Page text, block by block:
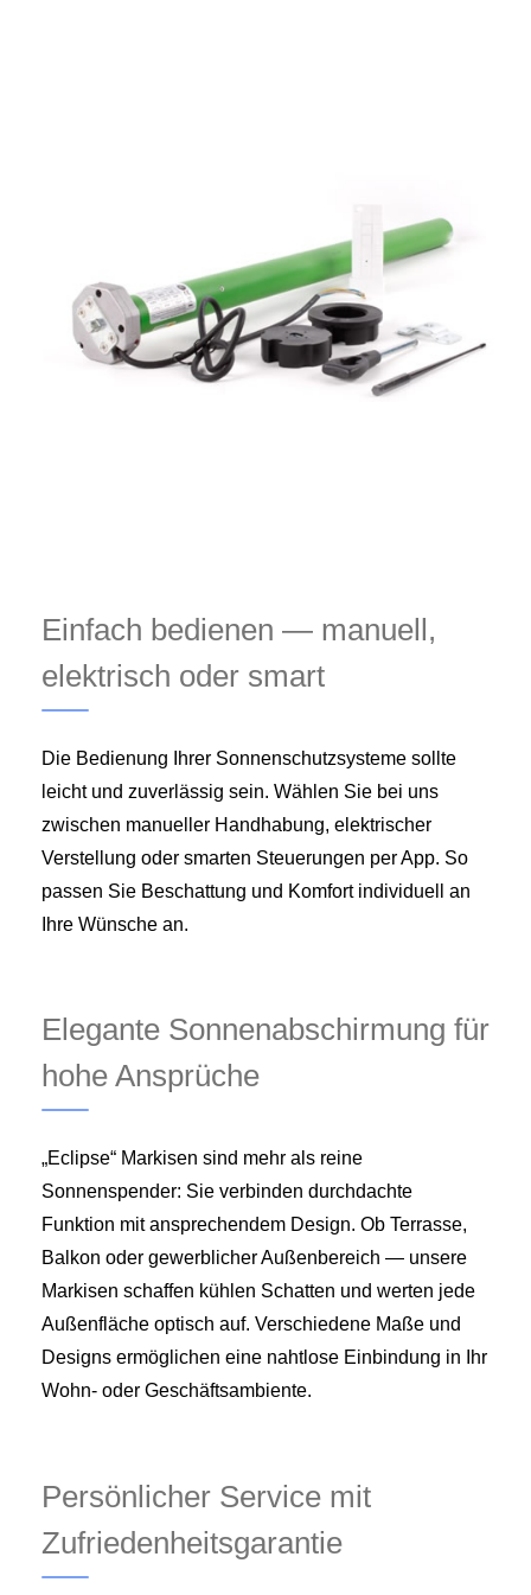
Einfach bedienen — manuell,
elektrisch oder smart
Die Bedienung Ihrer Sonnenschutzsysteme sollte
leicht und zuverlässig sein. Wählen Sie bei uns
zwischen manueller Handhabung, elektrischer
Verstellung oder smarten Steuerungen per App. So
passen Sie Beschattung und Komfort individuell an
Ihre Wünsche an.
Elegante Sonnenabschirmung für
hohe Ansprüche
„Eclipse“ Markisen sind mehr als reine
Sonnenspender: Sie verbinden durchdachte
Funktion mit ansprechendem Design. Ob Terrasse,
Balkon oder gewerblicher Außenbereich — unsere
Markisen schaffen kühlen Schatten und werten jede
Außenfläche optisch auf. Verschiedene Maße und
Designs ermöglichen eine nahtlose Einbindung in Ihr
Wohn- oder Geschäftsambiente.
Persönlicher Service mit
Zufriedenheitsgarantie